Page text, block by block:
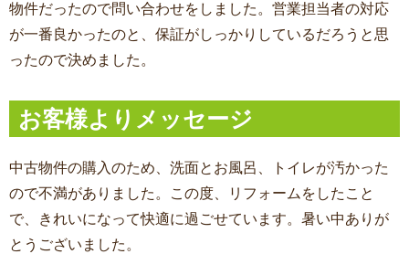
物件だったので問い合わせをしました。営業担当者の対応
が一番良かったのと、保証がしっかりしているだろうと思
ったので決めました。
お客様よりメッセージ
中古物件の購入のため、洗面とお風呂、トイレが汚かった
ので不満がありました。この度、リフォームをしたこと
で、きれいになって快適に過ごせています。暑い中ありが
とうございました。